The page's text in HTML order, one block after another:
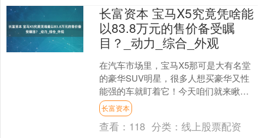
长富资本 宝马X5究竟凭啥能
以83.8万元的售价备受瞩
目？_动力_综合_外观
在汽车市场里，宝马X5那可是大有名堂
的豪华SUV明星，很多人想买豪华又性
能强的车就盯着它！今天咱们就来瞅瞅
2014款进口宝马X5领先型这辆车到底咋
样。 版本与基....
长富资本
查看： 118 分类：线上股票配资